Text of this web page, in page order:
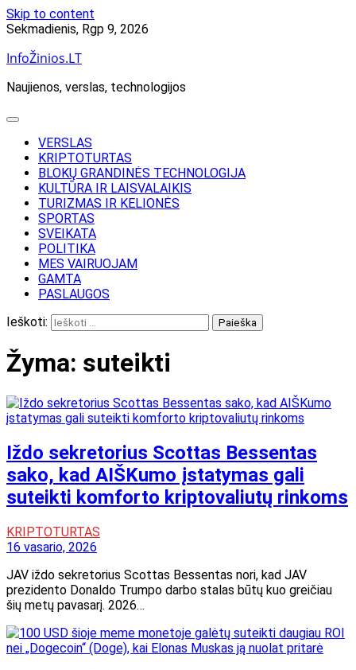
Skip to content
Sekmadienis, Rgp 9, 2026
InfoŽinios.LT
Naujienos, verslas, technologijos
VERSLAS
KRIPTOTURTAS
BLOKŲ GRANDINĖS TECHNOLOGIJA
KULTŪRA IR LAISVALAIKIS
TURIZMAS IR KELIONĖS
SPORTAS
SVEIKATA
POLITIKA
MES VAIRUOJAM
GAMTA
PASLAUGOS
Ieškoti:
Žyma: suteikti
Iždo sekretorius Scottas Bessentas
sako, kad AIŠKumo įstatymas gali
suteikti komforto kriptovaliutų rinkoms
KRIPTOTURTAS
16 vasario, 2026
JAV iždo sekretorius Scottas Bessentas nori, kad JAV
prezidento Donaldo Trumpo darbo stalas būtų kuo greičiau
šių metų pavasarį. 2026…